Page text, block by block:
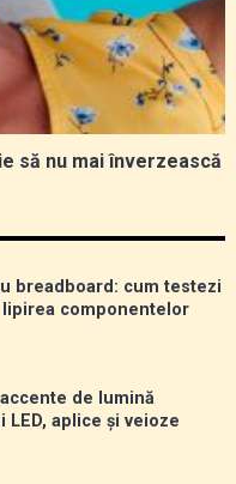
să nu mai înverzească
breadboard: cum testezi
componentelor
de lumină
LED, aplice și veioze